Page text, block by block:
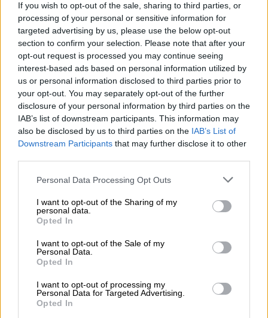
If you wish to opt-out of the sale, sharing to third parties, or
processing of your personal or sensitive information for
targeted advertising by us, please use the below opt-out
section to confirm your selection. Please note that after your
opt-out request is processed you may continue seeing
interest-based ads based on personal information utilized by
us or personal information disclosed to third parties prior to
your opt-out. You may separately opt-out of the further
disclosure of your personal information by third parties on the
IAB’s list of downstream participants. This information may
also be disclosed by us to third parties on the IAB’s List of
Downstream Participants that may further disclose it to other
Please note that this website/app uses one or more Google
not limited to your visit or usage behaviour. You may click to
grant or deny consent to Google and its third-party tags to
use your data for below specified purposes in below Google
consent section.
Personal Data Processing Opt Outs
I want to opt-out of the Sharing of my
personal data.
Opted In
I want to opt-out of the Sale of my
Personal Data.
Opted In
I want to opt-out of processing my
Personal Data for Targeted Advertising.
Opted In
Φουλ επίθεση απ' τις παίκτριες της
Εθνικής Ισπανίας: Ανακοίνωσαν πως δεν
θα ξαναπαίξουν μέχρι να παραιτηθεί ο
Λουίς Ρουμπιάλες!
Ενωμένες οι παίκτριες της Εθνικής Ισπανίας
και όχι μόνο εναντίον του προέδρου της
ποδοσφαιρικής ομοσπονδίας